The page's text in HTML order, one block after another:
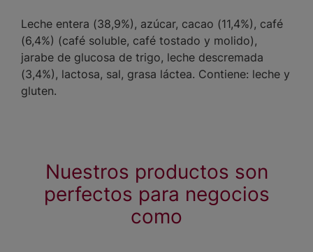
Leche entera (38,9%), azúcar, cacao (11,4%), café
(6,4%) (café soluble, café tostado y molido),
jarabe de glucosa de trigo, leche descremada
(3,4%), lactosa, sal, grasa láctea. Contiene: leche y
gluten.
Nuestros productos son
perfectos para negocios
como